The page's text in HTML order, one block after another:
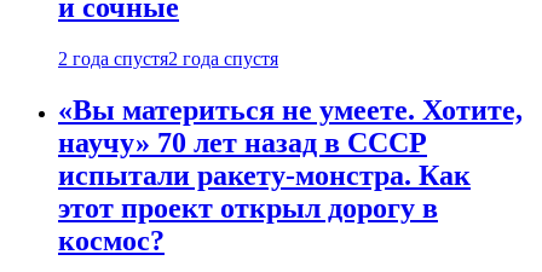
и сочные
2 года спустя2 года спустя
«Вы материться не умеете. Хотите,
научу» 70 лет назад в СССР
испытали ракету-монстра. Как
этот проект открыл дорогу в
космос?